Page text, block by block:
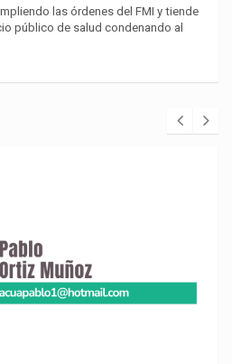
las órdenes del FMI y tiende
público de salud condenando al